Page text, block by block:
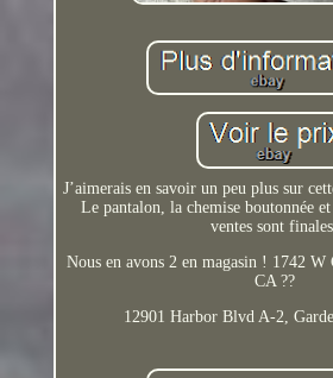
J’aimerais en savoir un peu plus sur
Le pantalon, la chemise boutonnée
ventes sont finales.
Nous en avons 2 en magasin ! 1742 W
CA ??
12901 Harbor Blvd A-2,